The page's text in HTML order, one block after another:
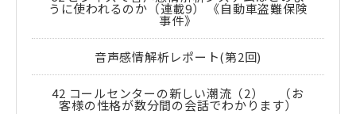
うに使われるのか（連載9） 《自動車盗難保険
事件》
音声感情解析レポート(第2回)
42 コールセンターの新しい潮流（2） （お
客様の性格が数分間の会話でわかります）